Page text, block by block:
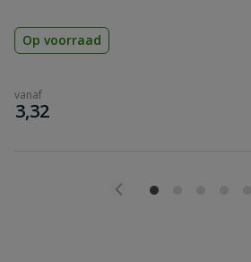
Op voorraad
vanaf
€
3,32